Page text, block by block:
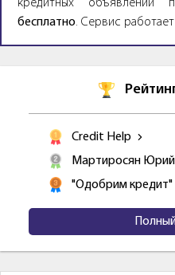
кредитных объявлений
бесплатно. Сервис
Credit Help
Мартиросян Юрий
"Одобрим кредит"